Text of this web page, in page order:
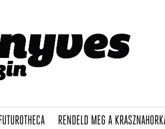
(CURRENT)
RENDELD MEG A